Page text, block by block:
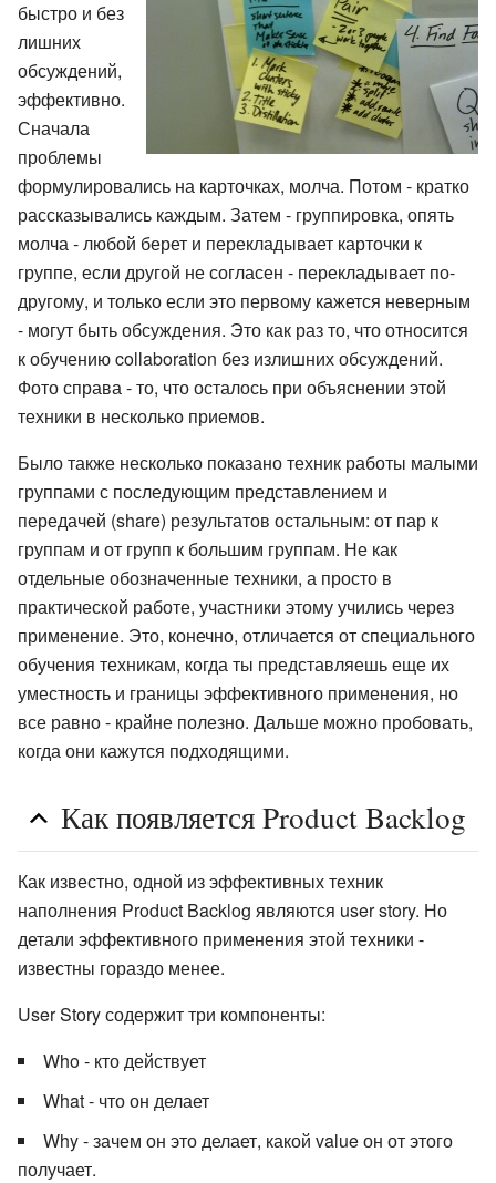
быстро и без
лишних
обсуждений,
эффективно.
Сначала
проблемы
формулировались на карточках, молча. Потом - кратко
рассказывались каждым. Затем - группировка, опять
молча - любой берет и перекладывает карточки к
группе, если другой не согласен - перекладывает по-
другому, и только если это первому кажется неверным
- могут быть обсуждения. Это как раз то, что относится
к обучению collaboration без излишних обсуждений.
Фото справа - то, что осталось при объяснении этой
техники в несколько приемов.
Было также несколько показано техник работы малыми
группами с последующим представлением и
передачей (share) результатов остальным: от пар к
группам и от групп к большим группам. Не как
отдельные обозначенные техники, а просто в
практической работе, участники этому учились через
применение. Это, конечно, отличается от специального
обучения техникам, когда ты представляешь еще их
уместность и границы эффективного применения, но
все равно - крайне полезно. Дальше можно пробовать,
когда они кажутся подходящими.
Как появляется Product Backlog
Как известно, одной из эффективных техник
наполнения Product Backlog являются user story. Но
детали эффективного применения этой техники -
известны гораздо менее.
User Story содержит три компоненты:
Who - кто действует
What - что он делает
Why - зачем он это делает, какой value он от этого
получает.